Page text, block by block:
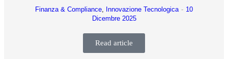
Finanza & Compliance Innovazione Tecnologica
10
Dicembre 2025
Read article